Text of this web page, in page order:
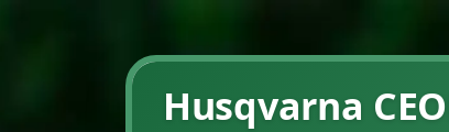
Husqvarna